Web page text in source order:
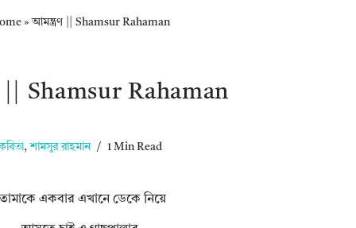
»আমন্ত্রণ || Shamsur Rahaman
|| Shamsur Rahaman
,শামসুর রাহমান 1 Min Read
একবার এখানে ডেকে নিয়ে